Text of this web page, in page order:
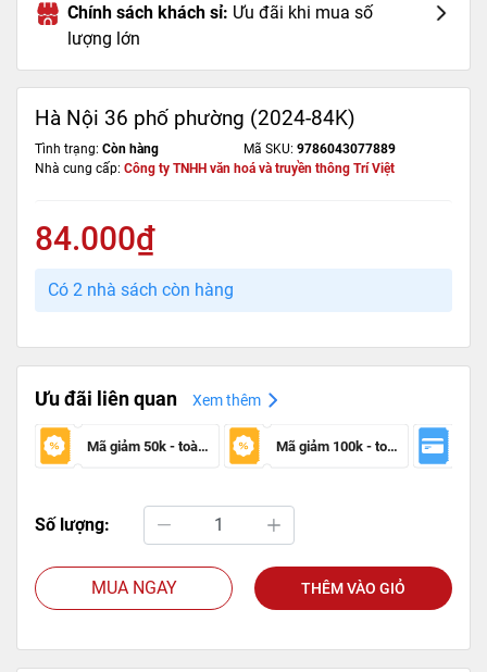
Chính sách khách sỉ: Ưu đãi khi mua số
lượng lớn
Hà Nội 36 phố phường (2024-84K)
Tình trạng: Còn hàng Mã SKU: 9786043077889
Nhà cung cấp: Công ty TNHH văn hoá và truyền thông Trí Việt
84.000₫
Có 2 nhà sách còn hàng
Ưu đãi liên quan Xem thêm
Mã giảm 50k - toàn sàn Mã giảm 100k - toàn sàn
Số lượng:
MUA NGAY THÊM VÀO GIỎ